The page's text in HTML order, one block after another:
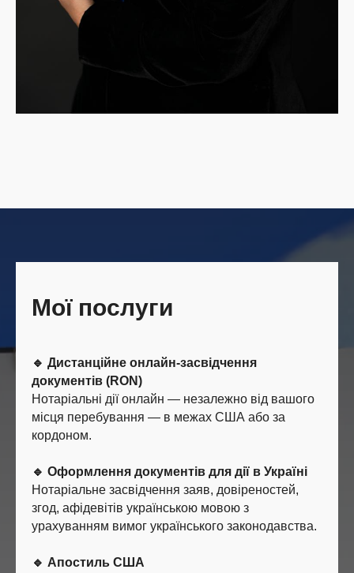
Мої послуги
🔹 Дистанційне онлайн-засвідчення
документів (RON)
Нотаріальні дії онлайн — незалежно від вашого
місця перебування — в межах США або за
кордоном.
🔹 Оформлення документів для дії в Україні
Нотаріальне засвідчення заяв, довіреностей,
згод, афідевітів українською мовою з
урахуванням вимог українського законодавства.
🔹 Апостиль США